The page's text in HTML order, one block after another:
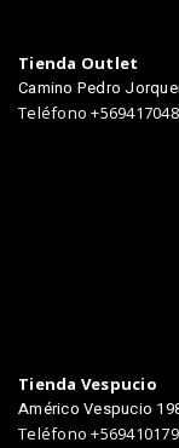
Tienda Outlet
Camino Pedro
Teléfono
Tienda Vespucio
Américo Vespucio
Teléfono